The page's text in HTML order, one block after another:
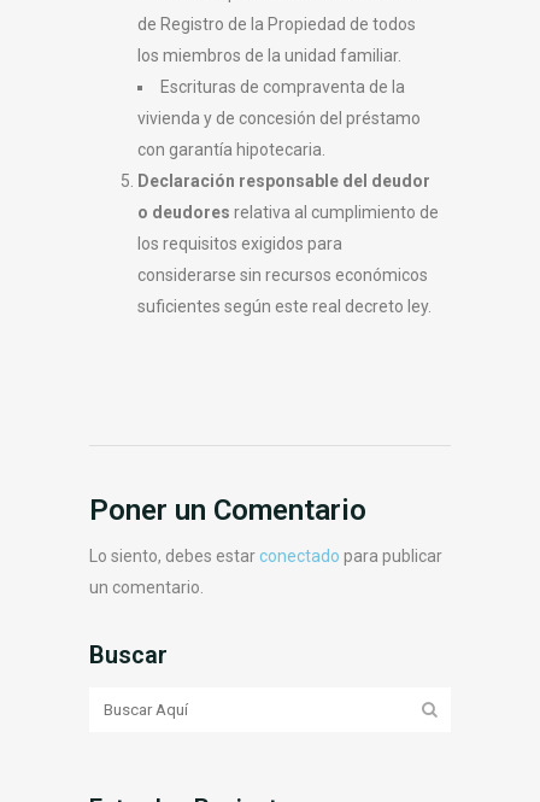
de Registro de la Propiedad de todos
los miembros de la unidad familiar.
Escrituras de compraventa de la
vivienda y de concesión del préstamo
con garantía hipotecaria.
Declaración responsable del deudor
o deudores relativa al cumplimiento de
los requisitos exigidos para
considerarse sin recursos económicos
suficientes según este real decreto ley.
Poner un Comentario
Lo siento, debes estarconectado para publicar
un comentario.
Buscar